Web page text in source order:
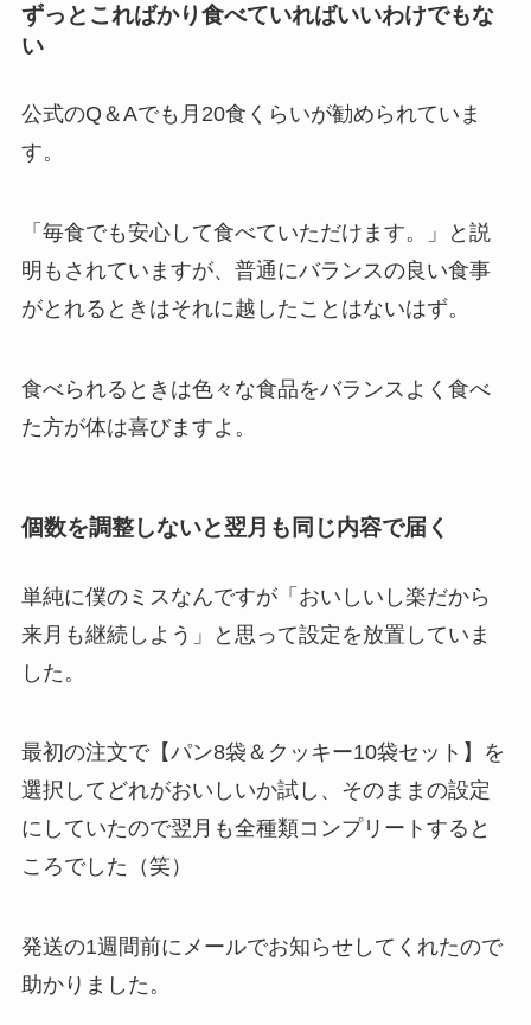
ずっとこればかり食べていればいいわけでもな
い
公式のQ＆Aでも月20食くらいが勧められていま
す。
「毎食でも安心して食べていただけます。」と説
明もされていますが、普通にバランスの良い食事
がとれるときはそれに越したことはないはず。
食べられるときは色々な食品をバランスよく食べ
た方が体は喜びますよ。
個数を調整しないと翌月も同じ内容で届く
単純に僕のミスなんですが「おいしいし楽だから
来月も継続しよう」と思って設定を放置していま
した。
最初の注文で【パン8袋＆クッキー10袋セット】を
選択してどれがおいしいか試し、そのままの設定
にしていたので翌月も全種類コンプリートすると
ころでした（笑）
発送の1週間前にメールでお知らせしてくれたので
助かりました。